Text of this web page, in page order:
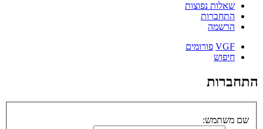
שאלות נפוצות
התחברות
הרשמה
VGF פורומים
חיפוש
התחברות
שם משתמש: